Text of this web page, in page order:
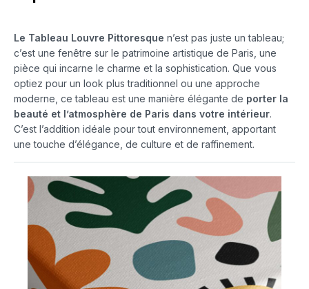
Le Tableau Louvre Pittoresque n’est pas juste un tableau;
c’est une fenêtre sur le patrimoine artistique de Paris, une
pièce qui incarne le charme et la sophistication. Que vous
optiez pour un look plus traditionnel ou une approche
moderne, ce tableau est une manière élégante de porter la
beauté et l’atmosphère de Paris dans votre intérieur.
C’est l’addition idéale pour tout environnement, apportant
une touche d’élégance, de culture et de raffinement.